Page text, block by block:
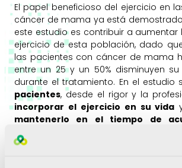
El papel beneficioso del ejercicio en
cáncer de mama ya está
este estudio es contribuir a aumentar
ejercicio de esta población, dado
las pacientes con cáncer de mama
entre un 25 y un 50% disminuyen
durante el tratamiento. En el estudio
pacientes, desde el rigor y la
incorporar el ejercicio en su vida
mantenerlo en el tiempo de